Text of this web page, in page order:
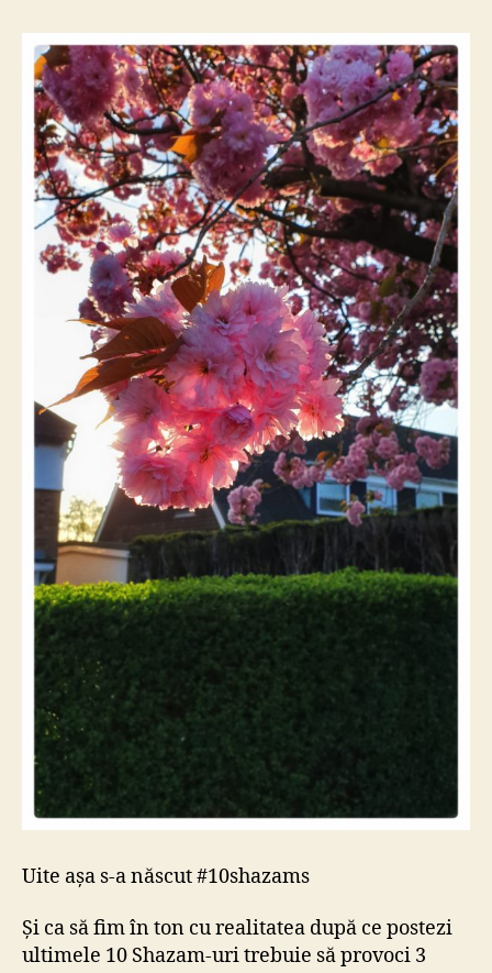
Uite așa s-a născut #10shazams
Și ca să fim în ton cu realitatea după ce postezi
ultimele 10 Shazam-uri trebuie să provoci 3